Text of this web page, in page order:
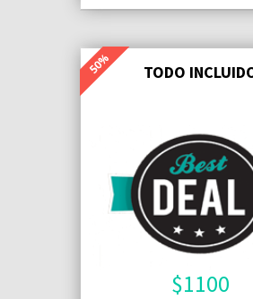
TODO
$1100